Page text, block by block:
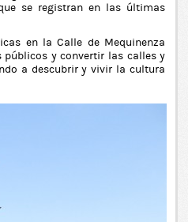
se registran en las últimas
en la Calle de Mequinenza
públicos y convertir las calles y
a descubrir y vivir la cultura